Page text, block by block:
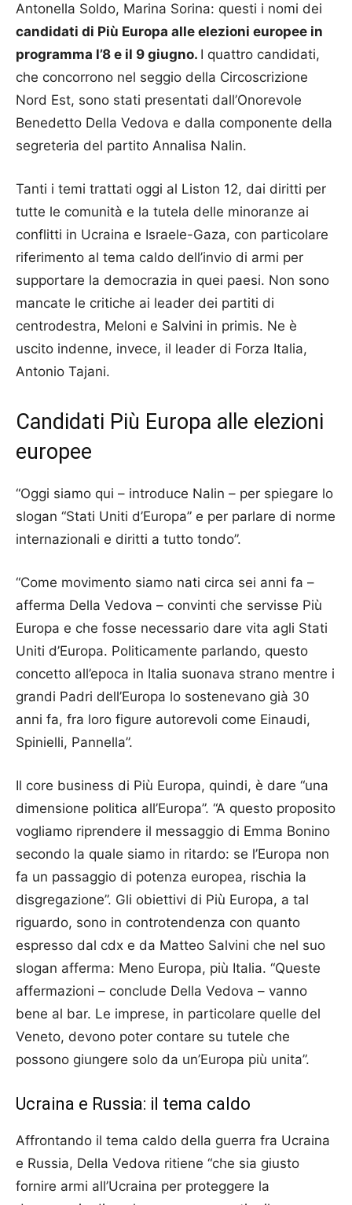
Antonella Soldo, Marina Sorina: questi i nomi dei
candidati di Più Europa alle elezioni europee in
programma l’8 e il 9 giugno. I quattro candidati,
che concorrono nel seggio della Circoscrizione
Nord Est, sono stati presentati dall’Onorevole
Benedetto Della Vedova e dalla componente della
segreteria del partito Annalisa Nalin.
Tanti i temi trattati oggi al Liston 12, dai diritti per
tutte le comunità e la tutela delle minoranze ai
conflitti in Ucraina e Israele-Gaza, con particolare
riferimento al tema caldo dell’invio di armi per
supportare la democrazia in quei paesi. Non sono
mancate le critiche ai leader dei partiti di
centrodestra, Meloni e Salvini in primis. Ne è
uscito indenne, invece, il leader di Forza Italia,
Antonio Tajani.
Candidati Più Europa alle elezioni
europee
“Oggi siamo qui – introduce Nalin – per spiegare lo
slogan “Stati Uniti d’Europa” e per parlare di norme
internazionali e diritti a tutto tondo”.
“Come movimento siamo nati circa sei anni fa –
afferma Della Vedova – convinti che servisse Più
Europa e che fosse necessario dare vita agli Stati
Uniti d’Europa. Politicamente parlando, questo
concetto all’epoca in Italia suonava strano mentre i
grandi Padri dell’Europa lo sostenevano già 30
anni fa, fra loro figure autorevoli come Einaudi,
Spinielli, Pannella”.
Il core business di Più Europa, quindi, è dare “una
dimensione politica all’Europa”. “A questo proposito
vogliamo riprendere il messaggio di Emma Bonino
secondo la quale siamo in ritardo: se l’Europa non
fa un passaggio di potenza europea, rischia la
disgregazione”. Gli obiettivi di Più Europa, a tal
riguardo, sono in controtendenza con quanto
espresso dal cdx e da Matteo Salvini che nel suo
slogan afferma: Meno Europa, più Italia. “Queste
affermazioni – conclude Della Vedova – vanno
bene al bar. Le imprese, in particolare quelle del
Veneto, devono poter contare su tutele che
possono giungere solo da un’Europa più unita”.
Ucraina e Russia: il tema caldo
Affrontando il tema caldo della guerra fra Ucraina
e Russia, Della Vedova ritiene “che sia giusto
fornire armi all’Ucraina per proteggere la